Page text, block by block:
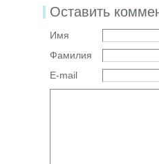
Оставить
Имя
Фамилия
E-mail